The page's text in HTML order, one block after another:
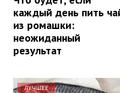
каждый день пить
из ромашки:
неожиданный
результат
ЛУЧШЕЕ